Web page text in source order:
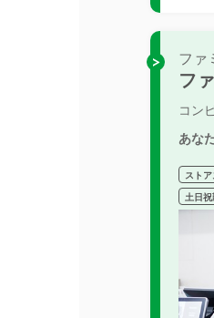
ファ
フ
コン
あな
スト
土日